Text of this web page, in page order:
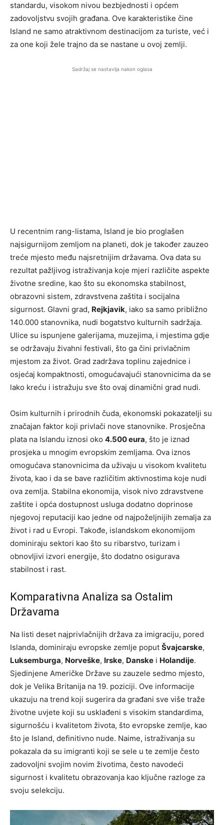
standardu, visokom nivou bezbjednosti i općem
zadovoljstvu svojih građana. Ove karakteristike čine
Island ne samo atraktivnom destinacijom za turiste, već i
za one koji žele trajno da se nastane u ovoj zemlji.
Sadržaj se nastavlja nakon oglasa
U recentnim rang-listama, Island je bio proglašen
najsigurnijom zemljom na planeti, dok je također zauzeo
treće mjesto među najsretnijim državama. Ova data su
rezultat pažljivog istraživanja koje mjeri različite aspekte
životne sredine, kao što su ekonomska stabilnost,
obrazovni sistem, zdravstvena zaštita i socijalna
sigurnost. Glavni grad, Rejkjavik, iako sa samo približno
140.000 stanovnika, nudi bogatstvo kulturnih sadržaja.
Ulice su ispunjene galerijama, muzejima, i mjestima gdje
se održavaju živahni festivali, što ga čini privlačnim
mjestom za život. Grad zadržava toplinu zajednice i
osjećaj kompaktnosti, omogućavajući stanovnicima da se
lako kreću i istražuju sve što ovaj dinamični grad nudi.
Osim kulturnih i prirodnih čuda, ekonomski pokazatelji su
značajan faktor koji privlači nove stanovnike. Prosječna
plata na Islandu iznosi oko 4.500 eura, što je iznad
prosjeka u mnogim evropskim zemljama. Ova iznos
omogućava stanovnicima da uživaju u visokom kvalitetu
života, kao i da se bave različitim aktivnostima koje nudi
ova zemlja. Stabilna ekonomija, visok nivo zdravstvene
zaštite i opća dostupnost usluga dodatno doprinose
njegovoj reputaciji kao jedne od najpoželjnijih zemalja za
život i rad u Evropi. Takođe, islandskom ekonomijom
dominiraju sektori kao što su ribarstvo, turizam i
obnovljivi izvori energije, što dodatno osigurava
stabilnost i rast.
Komparativna Analiza sa Ostalim
Državama
Na listi deset najprivlačnijih država za imigraciju, pored
Islanda, dominiraju evropske zemlje poput Švajcarske,
Luksemburga, Norveške, Irske, Danske i Holandije.
Sjedinjene Američke Države su zauzele sedmo mjesto,
dok je Velika Britanija na 19. poziciji. Ove informacije
ukazuju na trend koji sugerira da građani sve više traže
životne uvjete koji su usklađeni s visokim standardima,
sigurnošću i kvalitetom života, što evropske zemlje, kao
što je Island, definitivno nude. Naime, istraživanja su
pokazala da su imigranti koji se sele u te zemlje često
zadovoljni svojim novim životima, često navodeći
sigurnost i kvalitetu obrazovanja kao ključne razloge za
svoju selekciju.